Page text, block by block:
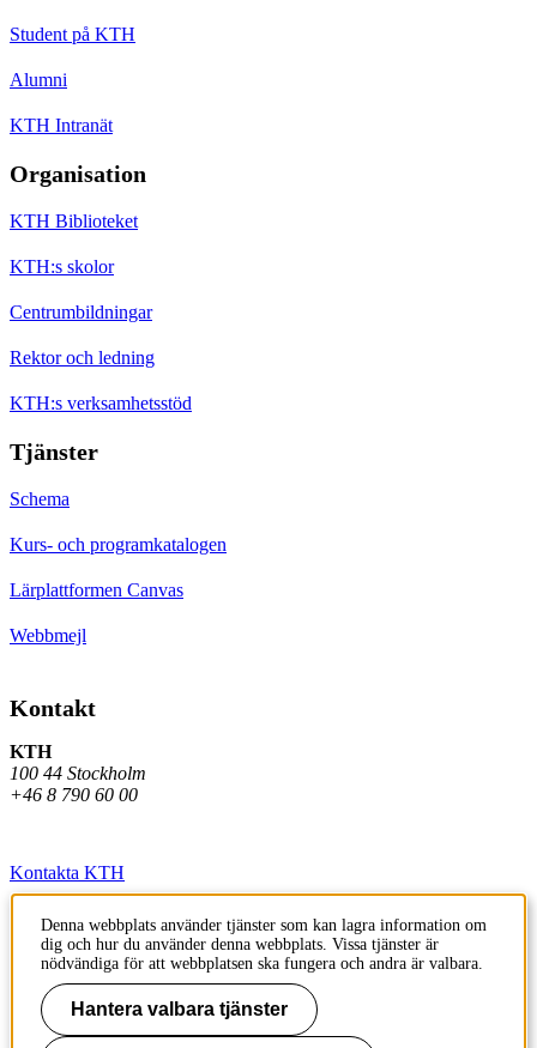
Student på KTH
Alumni
KTH Intranät
Organisation
KTH Biblioteket
KTH:s skolor
Centrumbildningar
Rektor och ledning
KTH:s verksamhetsstöd
Tjänster
Schema
Kurs- och programkatalogen
Lärplattformen Canvas
Webbmejl
Kontakt
KTH
100 44 Stockholm
+46 8 790 60 00
Kontakta KTH
Jobba på KTH
Press och media
Faktura och betalning KTH
Denna webbplats använder tjänster som kan lagra information om
dig och hur du använder denna webbplats. Vissa tjänster är
nödvändiga för att webbplatsen ska fungera och andra är valbara.
Hantera valbara tjänster